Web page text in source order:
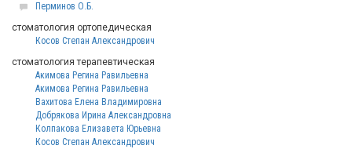
Перминов О.Б.
стоматология ортопедическая
Косов Степан Александрович
стоматология терапевтическая
Акимова Регина Равильевна
Акимова Регина Равильевна
Вахитова Елена Владимировна
Добрякова Ирина Александровна
Колпакова Елизавета Юрьевна
Косов Степан Александрович